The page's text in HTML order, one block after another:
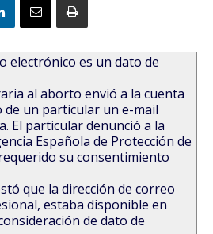
electrónico es un dato de
al aborto envió a la cuenta
un particular un e-mail
El particular denunció a la
Española de Protección de
su consentimiento
que la dirección de correo
estaba disponible en
de dato de